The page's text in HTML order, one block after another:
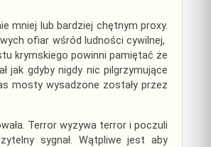
mniej lub bardziej chętnym proxy.
ofiar wśród ludności cywilnej,
krymskiego powinni pamiętać że
jak gdyby nigdy nic pilgrzymujące
mosty wysadzone zostały przez
Terror wyzywa terror i poczuli
sygnał. Wątpliwe jest aby